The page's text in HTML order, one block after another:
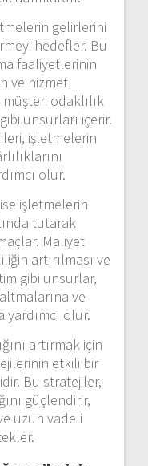
gelirlerini
hedefler. Bu
faaliyetlerinin
ve hizmet
odaklılık
unsurları içerir.
işletmelerin
olur.
işletmelerin
tutarak
Maliyet
artırılması ve
gibi unsurlar,
ve
yardımcı olur.
artırmak için
etkili bir
Bu stratejiler,
güçlendirir,
uzun vadeli